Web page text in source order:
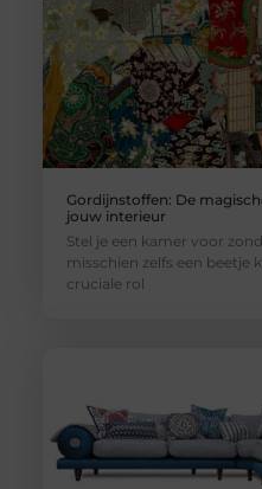
Gordijnstoffen: De
jouw interieur
Stel je een kamer voor
misschien zelfs een beetje
cruciale rol